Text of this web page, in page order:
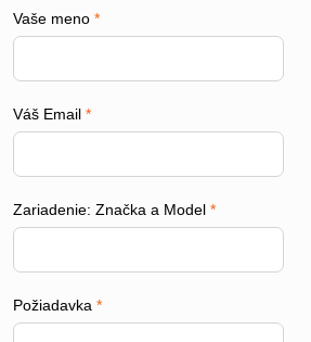
Vaše meno *
Váš Email *
Zariadenie: Značka a Model *
Požiadavka *